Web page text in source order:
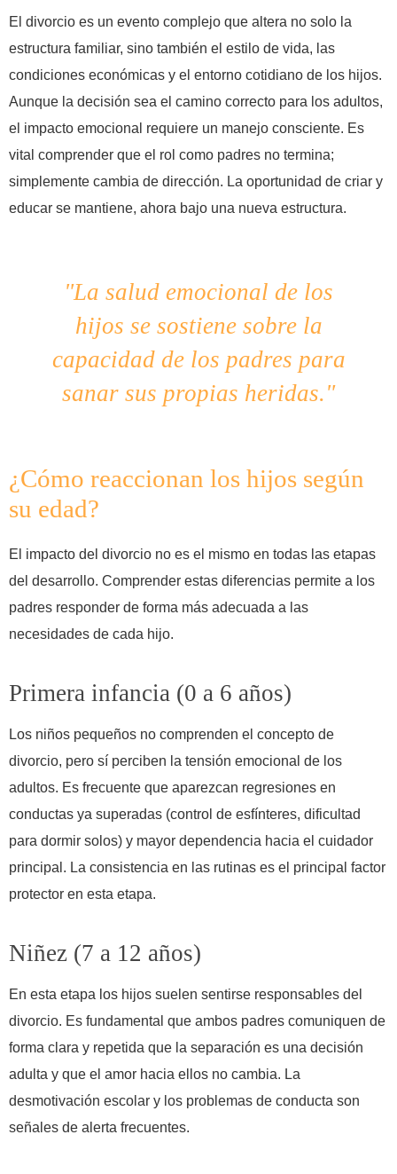
El divorcio es un evento complejo que altera no solo la
estructura familiar, sino también el estilo de vida, las
condiciones económicas y el entorno cotidiano de los hijos.
Aunque la decisión sea el camino correcto para los adultos,
el impacto emocional requiere un manejo consciente. Es
vital comprender que el rol como padres no termina;
simplemente cambia de dirección. La oportunidad de criar y
educar se mantiene, ahora bajo una nueva estructura.
"La salud emocional de los
hijos se sostiene sobre la
capacidad de los padres para
sanar sus propias heridas."
¿Cómo reaccionan los hijos según
su edad?
El impacto del divorcio no es el mismo en todas las etapas
del desarrollo. Comprender estas diferencias permite a los
padres responder de forma más adecuada a las
necesidades de cada hijo.
Primera infancia (0 a 6 años)
Los niños pequeños no comprenden el concepto de
divorcio, pero sí perciben la tensión emocional de los
adultos. Es frecuente que aparezcan regresiones en
conductas ya superadas (control de esfínteres, dificultad
para dormir solos) y mayor dependencia hacia el cuidador
principal. La consistencia en las rutinas es el principal factor
protector en esta etapa.
Niñez (7 a 12 años)
En esta etapa los hijos suelen sentirse responsables del
divorcio. Es fundamental que ambos padres comuniquen de
forma clara y repetida que la separación es una decisión
adulta y que el amor hacia ellos no cambia. La
desmotivación escolar y los problemas de conducta son
señales de alerta frecuentes.